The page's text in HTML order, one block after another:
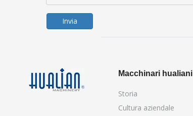
Invia
Macchinari hualiani
Storia
Cultura aziendale